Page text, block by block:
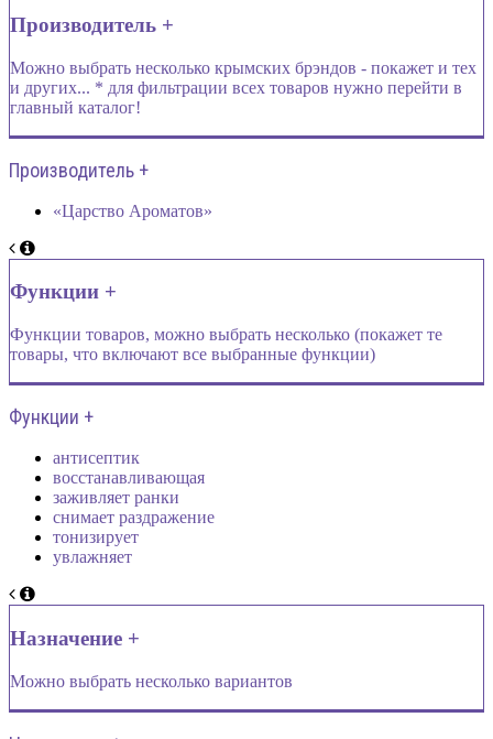
Производитель +
Можно выбрать несколько крымских брэндов - покажет и тех
и других... * для фильтрации всех товаров нужно перейти в
главный каталог!
Производитель +
«Царство Ароматов»
Функции +
Функции товаров, можно выбрать несколько (покажет те
товары, что включают все выбранные функции)
Функции +
антисептик
восстанавливающая
заживляет ранки
снимает раздражение
тонизирует
увлажняет
Назначение +
Можно выбрать несколько вариантов